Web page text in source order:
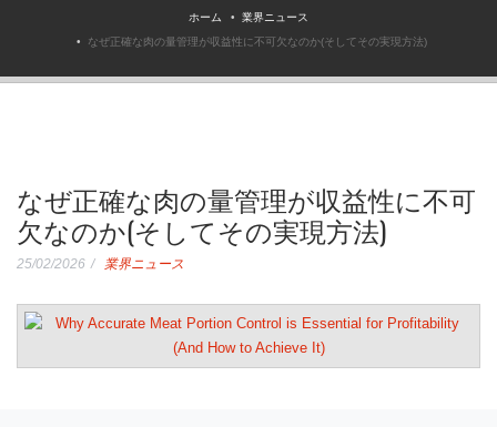
ホーム
業界ニュース
なぜ正確な肉の量管理が収益性に不可欠なのか(そしてその実現方法)
なぜ正確な肉の量管理が収益性に不可
欠なのか(そしてその実現方法)
25/02/2026 業界ニュース